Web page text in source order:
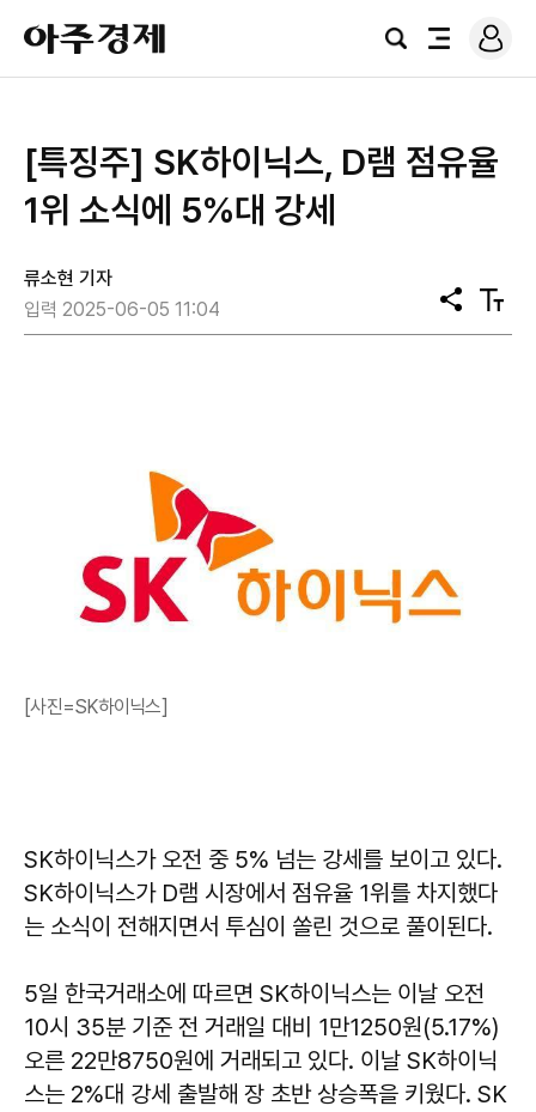
아
주
경
검
전
로
그
[특징주] SK하이닉스, D램 점유율
1위 소식에 5%대 강세
류소현 기자
입력 2025-06-05 11:04
공
유
텍
스
[사진=SK하이닉스]
SK하이닉스가 오전 중 5% 넘는 강세를 보이고 있다.
SK하이닉스가 D램 시장에서 점유율 1위를 차지했다
는 소식이 전해지면서 투심이 쏠린 것으로 풀이된다.
5일 한국거래소에 따르면 SK하이닉스는 이날 오전
10시 35분 기준 전 거래일 대비 1만1250원(5.17%)
오른 22만8750원에 거래되고 있다. 이날 SK하이닉
스는 2%대 강세 출발해 장 초반 상승폭을 키웠다. SK